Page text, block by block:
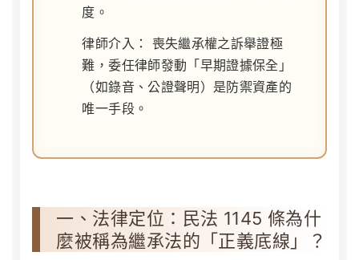
度。
律師介入：
喪失繼承權之訴舉證極
難，委任律師發動「早期證據保全」
（如錄音、公證聲明）是防禦資產的
唯一手段。
一、法律定位：民法 1145 條為什
麼被稱為繼承法的「正義底線」？